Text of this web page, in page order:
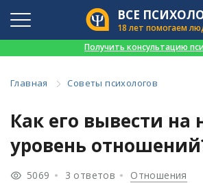
ВСЕ
18 лет помогаем
Получить консультацию
Главная Советы психологов
Как его вывести на
уровень
5069 3 ответов Отношения